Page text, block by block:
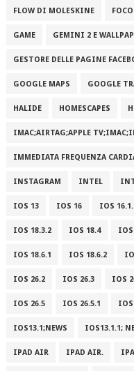
FLOW DI MOLESKINE
GAME GEMINI 2 E
GESTORE DELLE PAGINE
GOOGLE MAPS GOOGLE
HALIDE HOMESCAPES
IMAC;AIRTAG;APPLE
IMMEDIATA FREQUENZA
INSTAGRAM INTEL
IOS 13 IOS 16 IOS
IOS 18.3.2 IOS 18.4 IOS
IOS 18.6.1 IOS 18.6.2
IOS 26.2 IOS 26.3 IOS
IOS 26.5 IOS 26.5.1 IOS
IOS13.1;NEWS IOS13.1.1;
IPAD AIR IPAD AIR.